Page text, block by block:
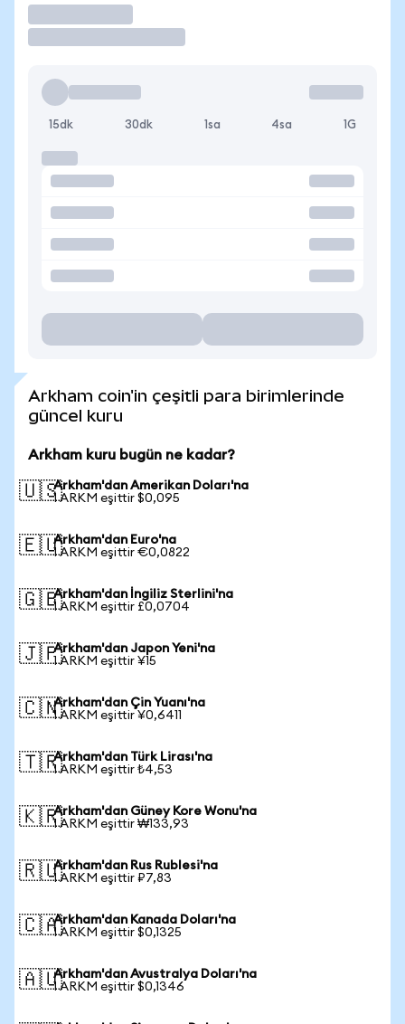
15dk 30dk 1sa 4sa 1G
Arkham coin'in çeşitli para birimlerinde
güncel kuru
Arkham kuru bugün ne kadar?
🇺🇸Arkham'dan Amerikan Doları'na
1 ARKM eşittir $0,095
🇪🇺Arkham'dan Euro'na
1 ARKM eşittir €0,0822
🇬🇧Arkham'dan İngiliz Sterlini'na
1 ARKM eşittir £0,0704
🇯🇵Arkham'dan Japon Yeni'na
1 ARKM eşittir ¥15
🇨🇳Arkham'dan Çin Yuanı'na
1 ARKM eşittir ¥0,6411
🇹🇷Arkham'dan Türk Lirası'na
1 ARKM eşittir ₺4,53
🇰🇷Arkham'dan Güney Kore Wonu'na
1 ARKM eşittir ₩133,93
🇷🇺Arkham'dan Rus Rublesi'na
1 ARKM eşittir ₽7,83
🇨🇦Arkham'dan Kanada Doları'na
1 ARKM eşittir $0,1325
🇦🇺Arkham'dan Avustralya Doları'na
1 ARKM eşittir $0,1346